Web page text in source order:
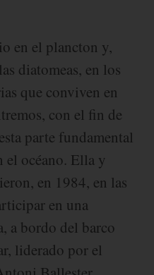
en el plancton y,
diatomeas, en los
que conviven en
con el fin de
parte fundamental
el océano. Ella y
en 1984, en las
en una
a bordo del barco
liderado por el